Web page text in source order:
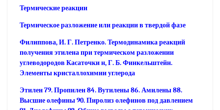
Термические реакции
Термическое разложение или реакции в твердой фазе
Филиппова, И. Г. Петренко. Термодинамика реакций
получения этилена при термическом разложении
углеводородов Касаточки н, Г. Б. Финкельштейн.
Элементы кристаллохимии углерода
Этилен 79. Пропилен 84. Вутилены 86. Амилены 88.
Высшие олефины 90. Пиролиз олефинов под давлением